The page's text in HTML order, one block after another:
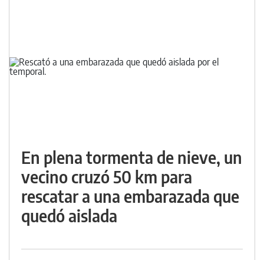
En plena tormenta de nieve, un
vecino cruzó 50 km para
rescatar a una embarazada que
quedó aislada